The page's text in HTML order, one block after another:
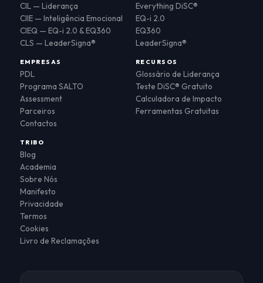
CIL — Liderança
CIIE — Inteligência Emocional
CIEQ — EQ-i 2.0 & EQ360
CLS — LeaderSigna®
Everything DiSC®
EQ-i 2.0
EQ360
LeaderSigna®
EMPRESAS
PDL
Programa SALTO
Assessment
Parceiros
Contactos
RECURSOS
Glossário de Liderança
Teste DiSC® Gratuito
Calculadora de Impacto
Ferramentas Gratuitas
TRIBO
Blog
Academia
Sobre Nós
Manifesto
Privacidade
Termos
Cookies
Livro de Reclamações